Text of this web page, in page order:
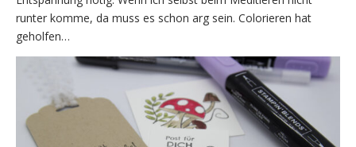
runter komme, da muss es schon arg sein. Colorieren hat
geholfen…